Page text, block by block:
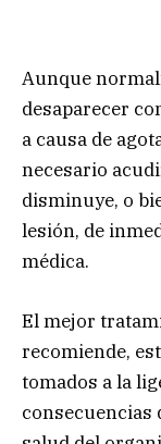
Aunque
desaparecer
a causa de
necesario
disminuye, o
lesión, de
médica.
El mejor
recomiende,
tomados a la
consecuencias